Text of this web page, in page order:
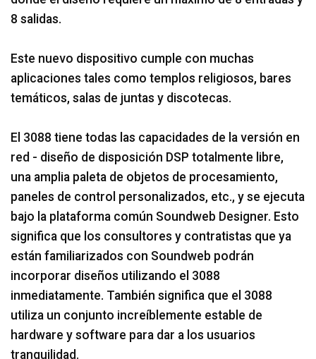
8 salidas.
Este nuevo dispositivo cumple con muchas
aplicaciones tales como templos religiosos, bares
temáticos, salas de juntas y discotecas.
El 3088 tiene todas las capacidades de la versión en
red - diseño de disposición DSP totalmente libre,
una amplia paleta de objetos de procesamiento,
paneles de control personalizados, etc., y se ejecuta
bajo la plataforma común Soundweb Designer. Esto
significa que los consultores y contratistas que ya
están familiarizados con Soundweb podrán
incorporar diseños utilizando el 3088
inmediatamente. También significa que el 3088
utiliza un conjunto increíblemente estable de
hardware y software para dar a los usuarios
tranquilidad.